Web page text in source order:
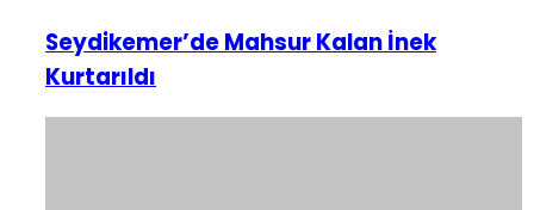
Seydikemer’de Mahsur Kalan İnek
Kurtarıldı